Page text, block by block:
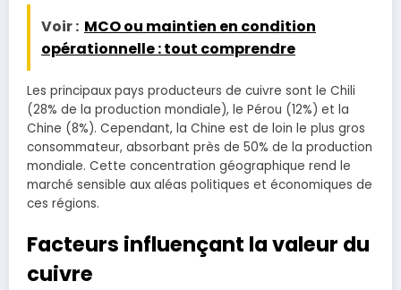
Voir : MCO ou maintien en condition
opérationnelle : tout comprendre
Les principaux pays producteurs de cuivre sont le Chili
(28% de la production mondiale), le Pérou (12%) et la
Chine (8%). Cependant, la Chine est de loin le plus gros
consommateur, absorbant près de 50% de la production
mondiale. Cette concentration géographique rend le
marché sensible aux aléas politiques et économiques de
ces régions.
Facteurs influençant la valeur du
cuivre